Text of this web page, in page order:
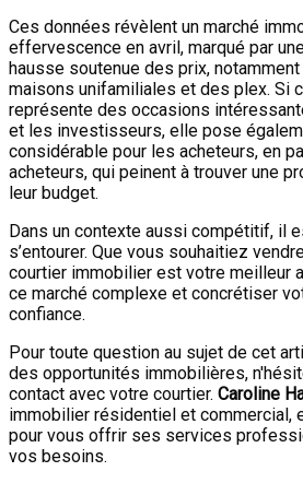
Ces données révèlent un marché
effervescence en avril, marqué par
hausse soutenue des prix,
maisons unifamiliales et des plex. Si
représente des occasions
et les investisseurs, elle pose
considérable pour les acheteurs, en
acheteurs, qui peinent à trouver une
leur budget.
Dans un contexte aussi compétitif, il
s’entourer. Que vous souhaitiez
courtier immobilier est votre meilleur
ce marché complexe et concrétiser
confiance.
Pour toute question au sujet de cet
des opportunités immobilières,
contact avec votre courtier. Caroline
immobilier résidentiel et commercial,
pour vous offrir ses services
vos besoins.